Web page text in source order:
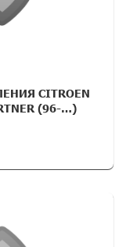
CITROEN
(96-…)